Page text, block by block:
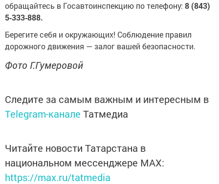
обращайтесь в Госавтоинспекцию по телефону: 8 (843)
5‑333‑888.
Берегите себя и окружающих! Соблюдение правил
дорожного движения — залог вашей безопасности.
Фото Г.Гумеровой
Следите за самым важным и интересным в
Telegram-канале Татмедиа
Читайте новости Татарстана в
национальном мессенджере MАХ:
https://max.ru/tatmedia